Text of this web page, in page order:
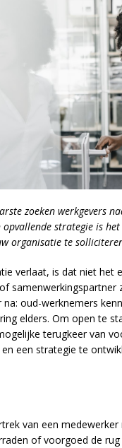
zoeken werkgevers
strategie is
organisatie te
verlaat, is dat niet het
samenwerkingspartner
oud-werknemers
elders. Om open te
terugkeer van
een strategie te
van een
of voorgoed de